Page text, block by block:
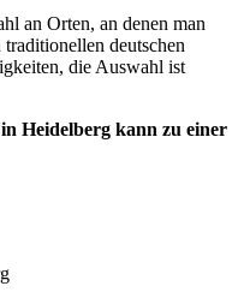
an Orten, an denen man
deutschen
die Auswahl ist
Heidelberg kann zu einer